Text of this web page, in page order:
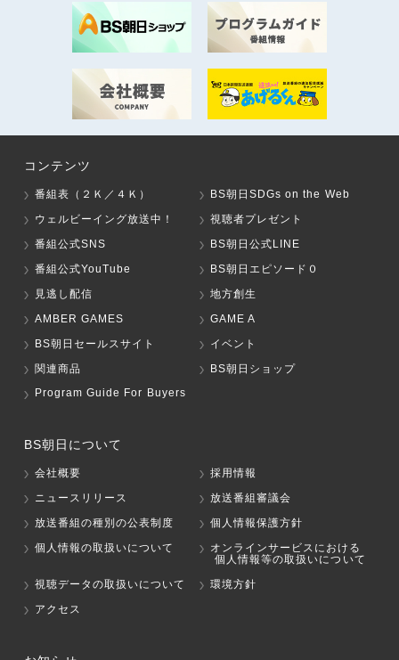
コンテンツ
番組表（２Ｋ／４Ｋ）
BS朝日SDGs on the Web
ウェルビーイング放送中！
視聴者プレゼント
番組公式SNS
BS朝日公式LINE
番組公式YouTube
BS朝日エピソード０
見逃し配信
地方創生
AMBER GAMES
GAME A
BS朝日セールスサイト
イベント
関連商品
BS朝日ショップ
Program Guide For Buyers
BS朝日について
会社概要
採用情報
ニュースリリース
放送番組審議会
放送番組の種別の公表制度
個人情報保護方針
個人情報の取扱いについて
オンラインサービスにおける
個人情報等の取扱いについて
視聴データの取扱いについて
環境方針
アクセス